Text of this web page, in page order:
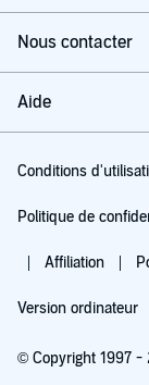
Nous contacter
Aide
Conditions
Politique de
Affiliation
Version ordinateur
© Copyright 1997 -